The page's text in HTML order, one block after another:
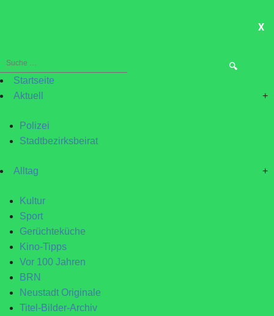
X
Suche
nach:Startseite
Aktuell
+
Polizei
Stadtbezirksbeirat
Alltag +
Kultur
Sport
Gerüchteküche
Kino-Tipps
Vor 100 Jahren
BRN
Neustadt Originale
Titel-Bilder-Archiv